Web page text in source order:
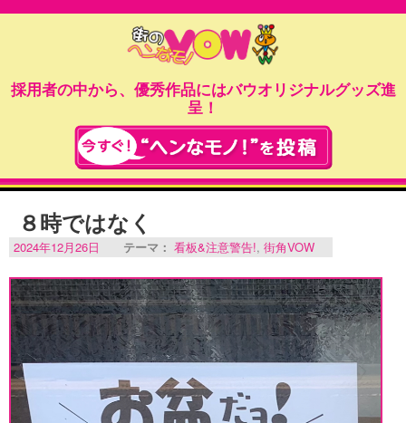
採用者の中から、優秀作品にはバウオリジナルグッズ進
呈！
８時ではなく
2024年12月26日 テーマ： 看板&注意警告!, 街角VOW